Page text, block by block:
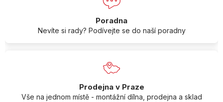
Poradna
Nevíte si rady? Podívejte se do naší poradny
Prodejna v Praze
Vše na jednom místě - montážní dílna, prodejna a sklad